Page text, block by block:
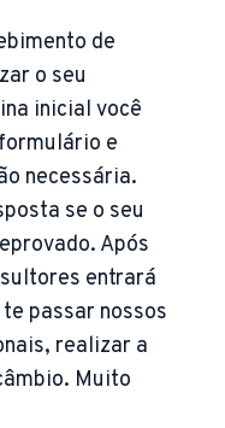
de
o seu
inicial você
e
necessária.
se o seu
Após
entrará
passar nossos
realizar a
Muito